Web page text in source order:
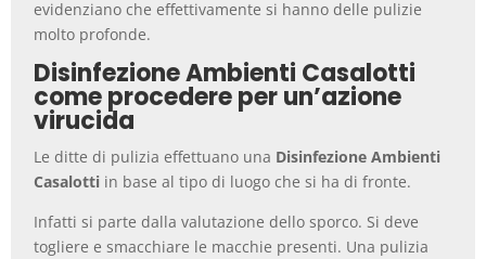
evidenziano che effettivamente si hanno delle pulizie
molto profonde.
Disinfezione Ambienti Casalotti
come procedere per un’azione
virucida
Le ditte di pulizia effettuano una Disinfezione Ambienti
Casalotti in base al tipo di luogo che si ha di fronte.
Infatti si parte dalla valutazione dello sporco. Si deve
togliere e smacchiare le macchie presenti. Una pulizia